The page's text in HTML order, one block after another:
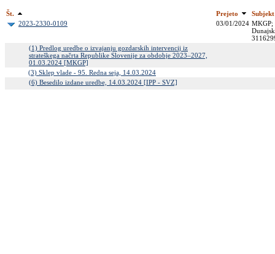
Št. Prejeto
Subjekt
2023-2330-0109
03/01/2024 MKGP;
(1) Predlog uredbe o izvajanju gozdarskih intervencij iz
strateškega načrta Republike Slovenije za obdobje 2023–2027,
01.03.2024 [MKGP]
(3) Sklep vlade - 95. Redna seja, 14.03.2024
(6) Besedilo izdane uredbe, 14.03.2024 [IPP - SVZ]